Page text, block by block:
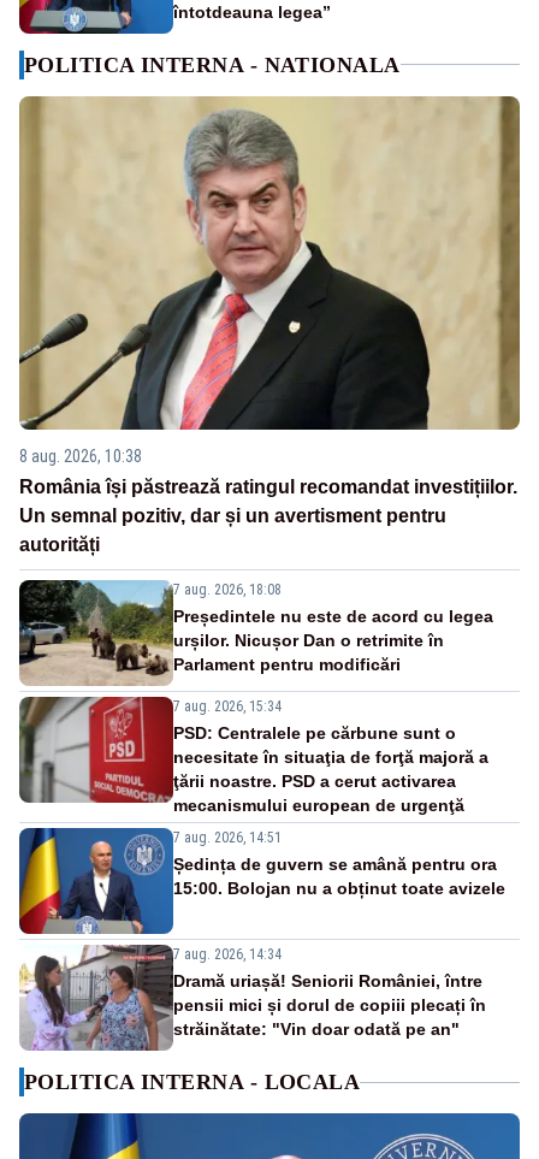
întotdeauna legea”
POLITICA INTERNA - NATIONALA
8 aug. 2026, 10:38
România își păstrează ratingul recomandat investițiilor.
Un semnal pozitiv, dar și un avertisment pentru
autorități
7 aug. 2026, 18:08
Președintele nu este de acord cu legea
urșilor. Nicușor Dan o retrimite în
Parlament pentru modificări
7 aug. 2026, 15:34
PSD: Centralele pe cărbune sunt o
necesitate în situaţia de forţă majoră a
ţării noastre. PSD a cerut activarea
mecanismului european de urgenţă
7 aug. 2026, 14:51
Ședința de guvern se amână pentru ora
15:00. Bolojan nu a obținut toate avizele
7 aug. 2026, 14:34
Dramă uriașă! Seniorii României, între
pensii mici și dorul de copiii plecați în
străinătate: "Vin doar odată pe an"
POLITICA INTERNA - LOCALA